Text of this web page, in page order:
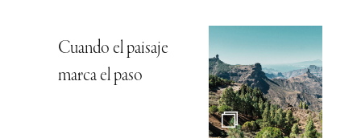
Cuando el paisaje
marca el paso